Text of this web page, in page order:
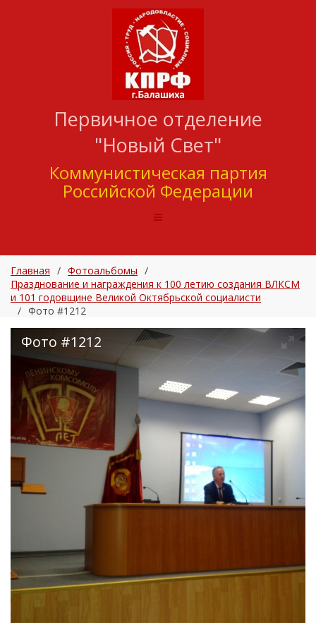
Первичное отделение
"Новый Свет"
Коммунистическая партия
Российской Федерации
Главная / Фотоальбомы /
Празднование и награждения к 100 летию создания ВЛКСМ
и 101 годовщине Великой Октябрьской социалисти
/ Фото #1212
Фото #1212